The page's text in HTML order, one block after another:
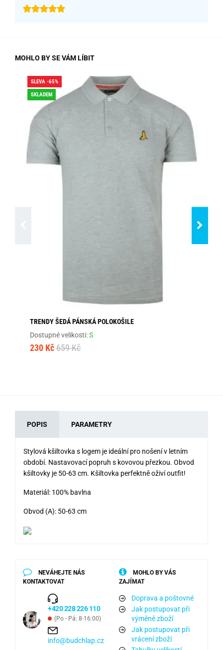
MOHLO BY SE VÁM LÍBIT
SLEVA -65%
SKLADEM
TRENDY ŠEDÁ PÁNSKÁ POLOKOŠILE
Dostupné velikosti:S
230 Kč 659 Kč
POPIS PARAMETRY
Stylová kšiltovka s logem je ideální pro nošení v letním
období. Nastavovací popruh s kovovou přezkou. Obvod
kšiltovky je 50-63 cm. Kšiltovka perfektně oživí outfit!
Materiál: 100% bavlna
Obvod (A): 50-63 cm
NEVÁHEJTE NÁS
KONTAKTOVAT
+420 228 226 110
(Po - Pá: 8-16:00)
info@budchlap.cz
MOHLO BY VÁS
ZAJÍMAT
Doprava a poštovné
Jak postupovat při
výměně zboží
Jak postupovat při
vrácení zboží